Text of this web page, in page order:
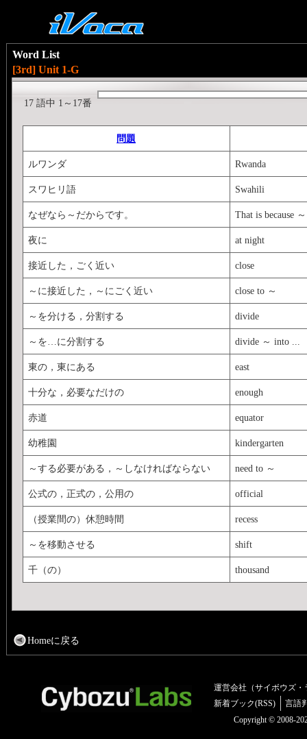
Word List
[3rd] Unit 1-G
17 語中 1～17番
問題
ルワンダ Rwanda
スワヒリ語 Swahili
なぜなら～だからです。 That is because
夜に at night
接近した，ごく近い close
～に接近した，～にごく近い close to ～
～を分ける，分割する divide
～を…に分割する divide ～ into ...
東の，東にある east
十分な，必要なだけの enough
赤道 equator
幼稚園 kindergarten
～する必要がある，～しなければならない need to ～
公式の，正式の，公用の official
（授業間の）休憩時間 recess
～を移動させる shift
千（の） thousand
Homeに戻る
運営会社（サイボウズ・
新着ブック(RSS)
言語
Copyright © 2008-